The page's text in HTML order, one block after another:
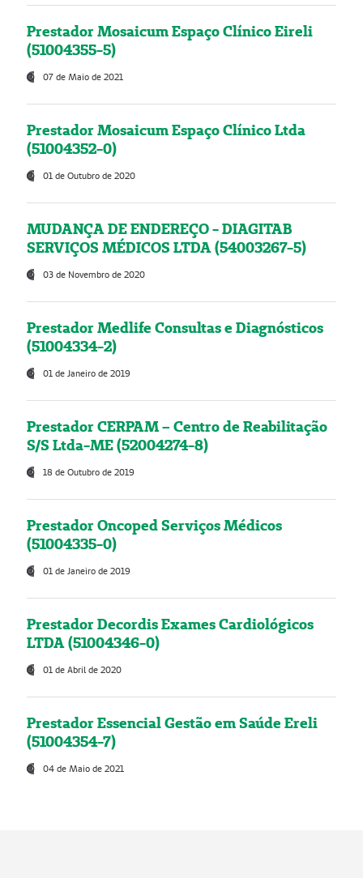
Prestador Mosaicum Espaço Clínico Eireli
(51004355-5)
07 de Maio de 2021
Prestador Mosaicum Espaço Clínico Ltda
(51004352-0)
01 de Outubro de 2020
MUDANÇA DE ENDEREÇO - DIAGITAB
SERVIÇOS MÉDICOS LTDA (54003267-5)
03 de Novembro de 2020
Prestador Medlife Consultas e Diagnósticos
(51004334-2)
01 de Janeiro de 2019
Prestador CERPAM – Centro de Reabilitação
S/S Ltda-ME (52004274-8)
18 de Outubro de 2019
Prestador Oncoped Serviços Médicos
(51004335-0)
01 de Janeiro de 2019
Prestador Decordis Exames Cardiológicos
LTDA (51004346-0)
01 de Abril de 2020
Prestador Essencial Gestão em Saúde Ereli
(51004354-7)
04 de Maio de 2021